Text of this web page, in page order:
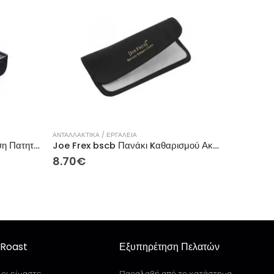
Belogia tmcs 710 Corner Θέση Πατητηριού
ΑΝΤΑΛΛΑΚΤΙΚΑ / ΕΡΓΑΛΕΙΑ
Joe Frex bscb Πανάκι Kαθαρισμού Ακροφύσιου Aτμού Μαύρο
8.70€
Εξυπηρέτηση Πελατών